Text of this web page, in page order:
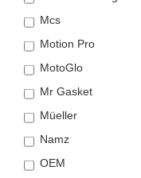
Mcs
Motion Pro
MotoGlo
Mr Gasket
Müeller
Namz
OEM